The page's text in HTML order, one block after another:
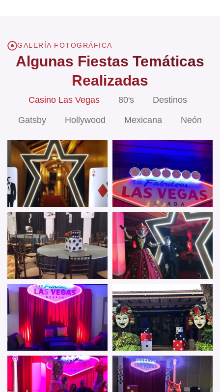
GALERÍA FOTOGRÁFICA
Algunas Fiestas Temáticas
Realizadas
Casino Las Vegas 80's Destinos
Gatsby Hollywood Mexicana Neón